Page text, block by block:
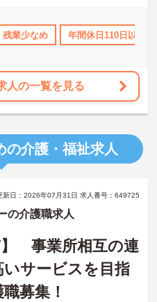
交通費支給
までお問合せ下さい！
残業少なめ 年間休日110日以上
人の一覧を見る
の介護・福祉求人
新日：2026年07月31日 求人番号：649725
の介護職求人
】 事業所相互の連
サービスを目指
募集！